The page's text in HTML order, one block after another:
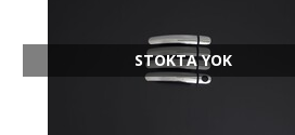
STOKTA YOK